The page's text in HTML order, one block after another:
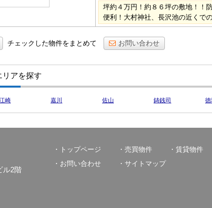
坪約４万円！約８６坪の敷地！！
便利！大村神社、長沢池の近くで
チェックした物件をまとめて お問い合わせ
リアを探す
崎 嘉川 佐山 鋳銭司
ル2階
トップページ 売買物件 賃貸物件
お問い合わせ
サイトマップ